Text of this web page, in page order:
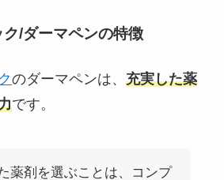
/ダーマペンの特徴
のダーマペンは、 充実した薬
です。
薬剤を選ぶことは、コンプ